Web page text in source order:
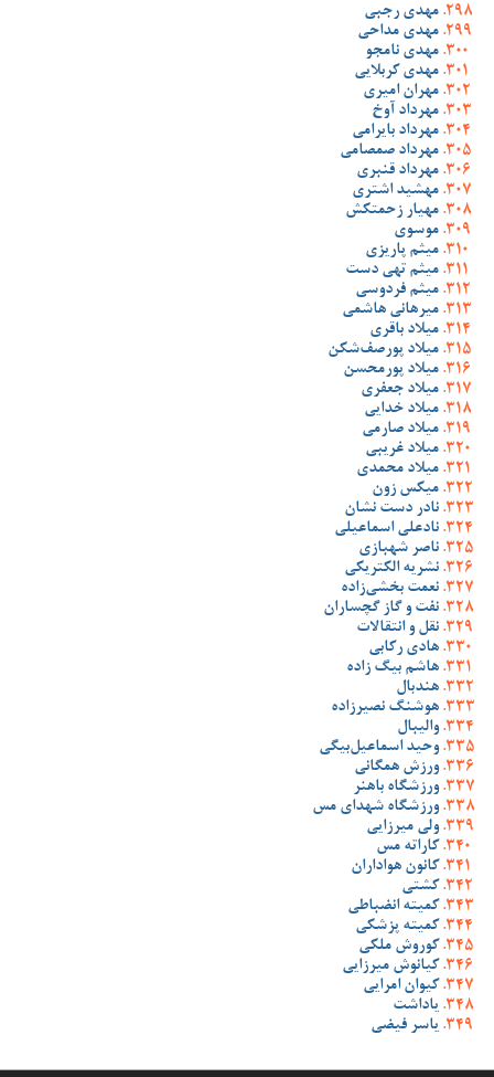
مهدی رجبی
مهدی مداحی
مهدی نامجو
مهدی کربلایی
مهران امیری
مهرداد آوخ
مهرداد بایرامی
مهرداد صمصامی
مهرداد قنبری
مهشید اشتری
مهیار زحمتکش
موسوی
میثم پاریزی
میثم تهی دست
میثم فردوسی
میرهانی هاشمی
میلاد باقری
میلاد پورصف‌شکن
میلاد پورمحسن
میلاد جعفری
میلاد خدایی
میلاد صارمی
میلاد غریبی
میلاد محمدی
میکس زون
نادر دست نشان
نادعلی اسماعیلی
ناصر شهبازی
نشریه الکتریکی
نعمت بخشی‌زاده
نفت و گاز گچساران
نقل و انتقالات
هادی رکابی
هاشم بیگ زاده
هندبال
هوشنگ نصیرزاده
والیبال
وحید اسماعیل‌بیگی
ورزش همگانی
ورزشگاه باهنر
ورزشگاه شهدای مس
ولی میرزایی
کاراته مس
کانون هواداران
کشتی
کمیته انضباطی
کمیته پزشکی
کوروش ملکی
کیانوش میرزایی
کیوان امرایی
یاداشت
یاسر فیضی